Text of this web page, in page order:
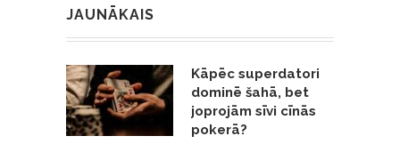
JAUNĀKAIS
Kāpēc superdatori
dominē šahā, bet
joprojām sīvi cīnās
pokerā?